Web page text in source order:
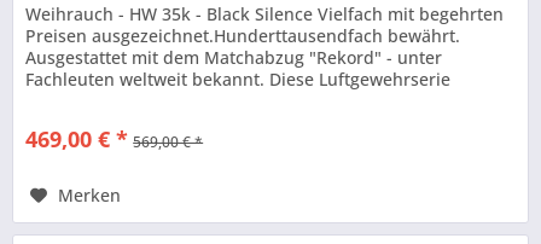
Weihrauch - HW 35k - Black Silence Vielfach mit begehrten
Preisen ausgezeichnet.Hunderttausendfach bewährt.
Ausgestattet mit dem Matchabzug "Rekord" - unter
Fachleuten weltweit bekannt. Diese Luftgewehrserie
469,00 € * 569,00 € *
Merken